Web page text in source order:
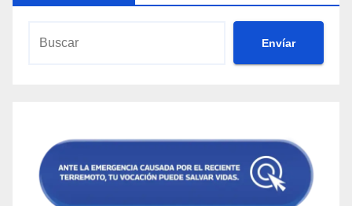
Envíar